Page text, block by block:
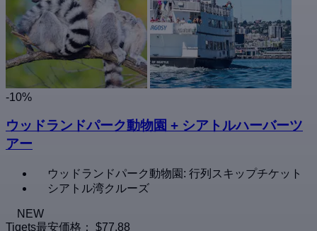
-10%
ウッドランドパーク動物園 + シアトルハーバーツ
アー
ウッドランドパーク動物園: 行列スキップチケット
シアトル湾クルーズ
NEW
Tiqets最安価格：
$77.88